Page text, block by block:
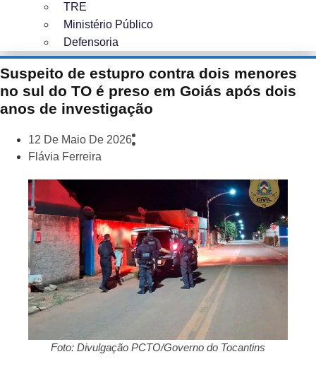
TRE
Ministério Público
Defensoria
Suspeito de estupro contra dois menores
no sul do TO é preso em Goiás após dois
anos de investigação
12 De Maio De 2026
Flávia Ferreira
Foto: Divulgação PCTO/Governo do Tocantins